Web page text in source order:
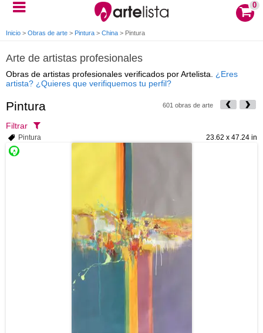
0
Inicio > Obras de arte > Pintura > China > Pintura
Arte de artistas profesionales
Obras de artistas profesionales verificados por Artelista. ¿Eres
artista? ¿Quieres que verifiquemos tu perfil?
Pintura 601 obras de arte
Filtrar
23.62 x 47.24 in
Pintura